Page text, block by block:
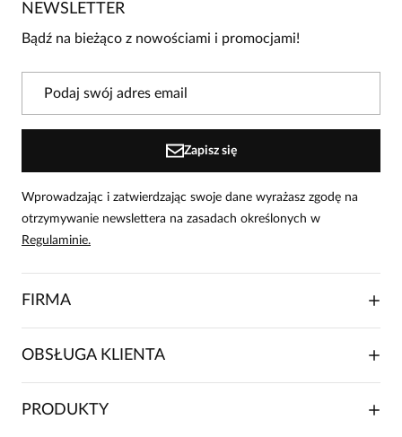
Bądź pierwszą osobą, która podzieli się opinią o tym
W naszej witrynie opinie mogą dodawać tylko
NEWSLETTER
Bądź na bieżąco z nowościami i promocjami!
Zapisz się
Wprowadzając i zatwierdzając swoje dane wyrażasz zgodę na
otrzymywanie newslettera na zasadach określonych w
Regulaminie.
FIRMA
O NAS
FRANCZYZA
OBSŁUGA KLIENTA
SKŁADANIE ZAMÓWIENIA
PRODUKTY